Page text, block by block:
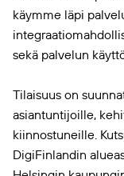
käymme läpi
sekä palvelun
Tilaisuus on
asiantuntijoille,
kiinnostuneille.
DigiFinlandin